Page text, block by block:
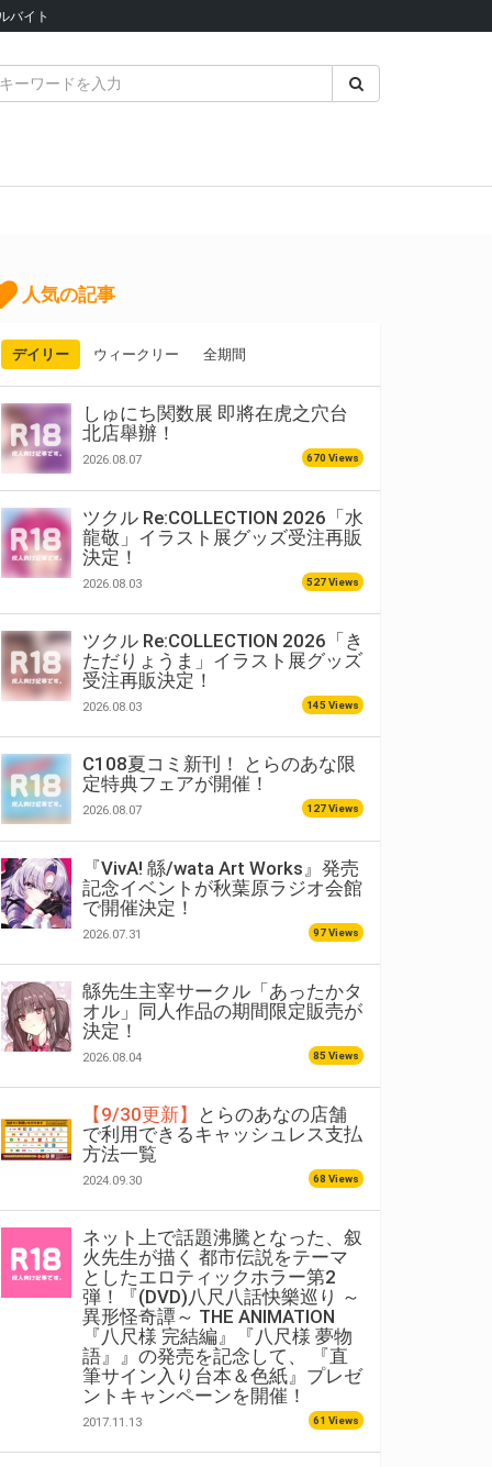
バイト
人気の記事
デイリー ウィークリー 全期間
しゅにち関数展 即將在虎之穴台
北店舉辦！
2026.08.07 670 Views
ツクル Re:COLLECTION 2026「水
龍敬」イラスト展グッズ受注再販
決定！
2026.08.03 527 Views
ツクル Re:COLLECTION 2026「き
ただりょうま」イラスト展グッズ
受注再販決定！
2026.08.03 145 Views
C108夏コミ新刊！ とらのあな限
定特典フェアが開催！
2026.08.07 127 Views
『VivA! 緜/wata Art Works』発売
記念イベントが秋葉原ラジオ会館
で開催決定！
2026.07.31 97 Views
緜先生主宰サークル「あったかタ
オル」同人作品の期間限定販売が
決定！
2026.08.04 85 Views
【9/30更新】
とらのあなの店舗
で利用できるキャッシュレス支払
方法一覧
2024.09.30 68 Views
ネット上で話題沸騰となった、叙
火先生が描く 都市伝説をテーマ
としたエロティックホラー第2
弾！『(DVD)八尺八話快樂巡り ～
異形怪奇譚～ THE ANIMATION
『八尺様 完結編』『八尺様 夢物
語』』の発売を記念して、 『直
筆サイン入り台本＆色紙』プレゼ
ントキャンペーンを開催！
2017.11.13 61 Views